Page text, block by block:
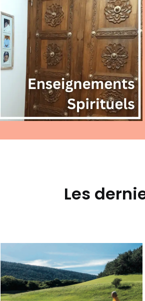
Les